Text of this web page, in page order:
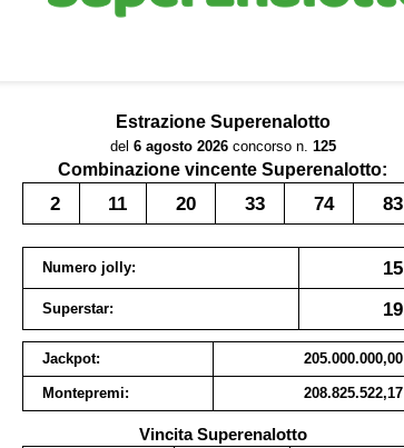
Estrazione Superenalotto
del 6 agosto 2026concorso n. 125
Combinazione vincente Superenalotto:
2 11 20 33 74 83
Numero jolly: 15
Superstar: 19
Jackpot: 205.000.000,00
Montepremi: 208.825.522,17
Vincita Superenalotto